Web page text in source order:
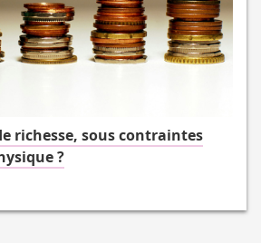
richesse, sous contraintes
?